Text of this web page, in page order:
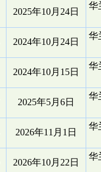
2025年10月24日
华
2024年10月24日
华
2024年10月15日
华
2025年5月6日
华
2026年11月1日
华
2026年10月22日
华